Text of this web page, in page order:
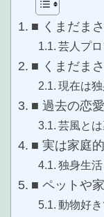
■ くまだま
芸人プ
■ くまだま
現在は
■ 過去の恋
芸風と
■ 実は家庭
独身生
■ ペットや
動物好